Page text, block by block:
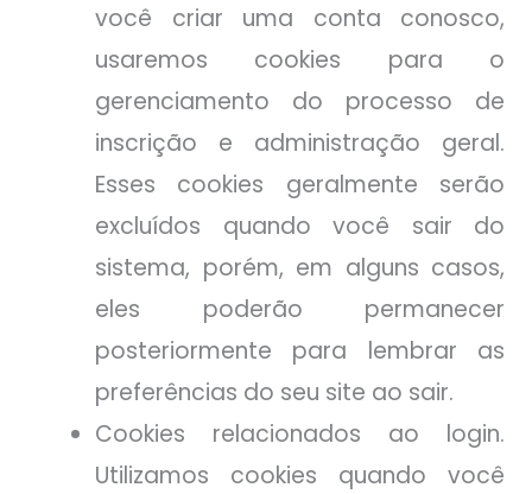
você criar uma conta conosco,
usaremos cookies para o
gerenciamento do processo de
inscrição e administração geral.
Esses cookies geralmente serão
excluídos quando você sair do
sistema, porém, em alguns casos,
eles poderão permanecer
posteriormente para lembrar as
preferências do seu site ao sair.
Cookies relacionados ao login.
Utilizamos cookies quando você